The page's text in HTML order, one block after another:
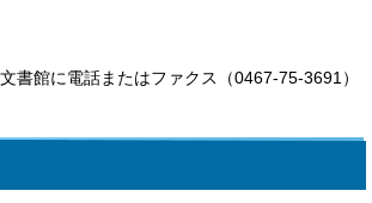
書館に電話またはファクス（0467‐75‐3691）